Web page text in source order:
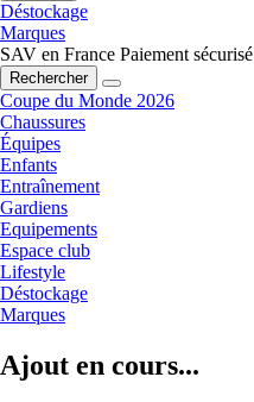
Déstockage
Marques
SAV en France Paiement sécurisé
Rechercher
Coupe du Monde 2026
Chaussures
Équipes
Enfants
Entraînement
Gardiens
Equipements
Espace club
Lifestyle
Déstockage
Marques
Ajout en cours...